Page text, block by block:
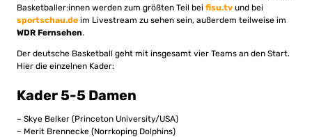
Basketballer:innen werden zum größten Teil bei fisu.tv und bei
sportschau.de im Livestream zu sehen sein, außerdem teilweise im
WDR Fernsehen.
Der deutsche Basketball geht mit insgesamt vier Teams an den Start.
Hier die einzelnen Kader:
Kader 5-5 Damen
– Skye Belker (Princeton University/USA)
– Merit Brennecke (Norrkoping Dolphins)